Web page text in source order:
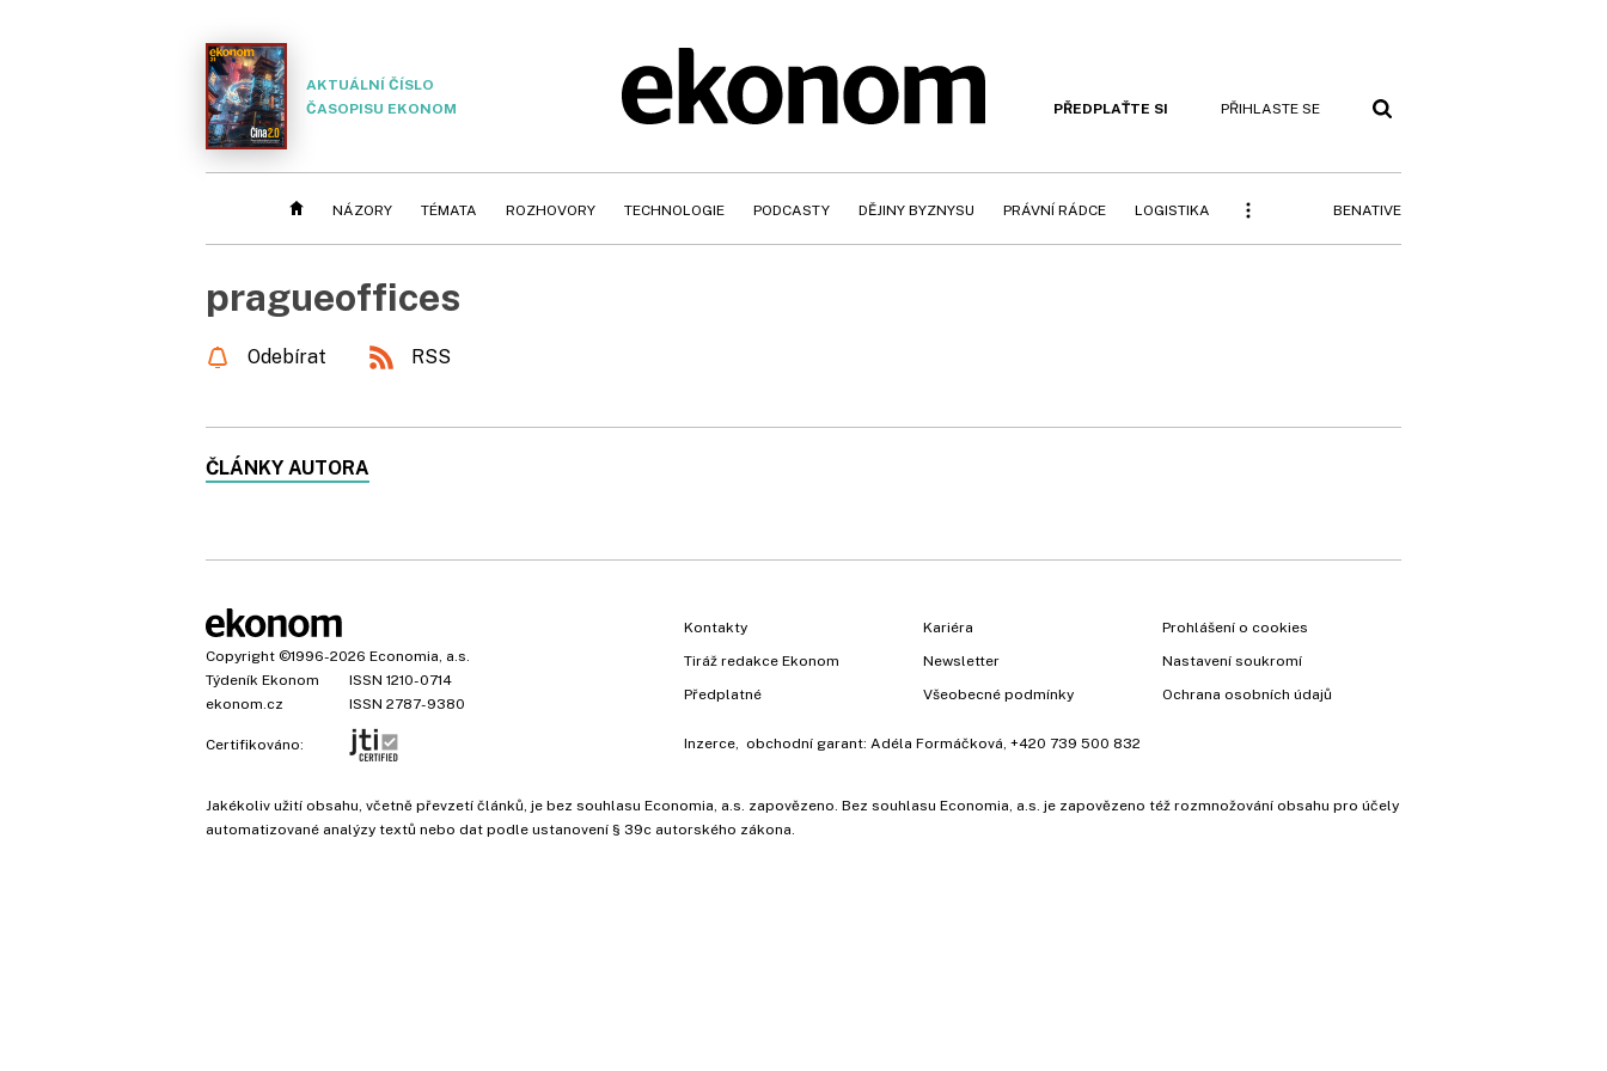
AKTUÁLNÍ ČÍSLO
ČASOPISU EKONOM
PŘEDPLAŤTE SI PŘIHLASTE SE
NÁZORY TÉMATA ROZHOVORY TECHNOLOGIE PODCASTY DĚJINY BYZNYSU PRÁVNÍ RÁDCE LOGISTIKA BENATIVE
pragueoffices
Odebírat RSS
ČLÁNKY AUTORA
Copyright ©1996-2026 Economia, a.s.
Týdeník Ekonom
ISSN 1210-0714
ekonom.cz
ISSN 2787-9380
Certifikováno:
Kontakty
Tiráž redakce Ekonom
Předplatné
Kariéra
Newsletter
Všeobecné podmínky
Prohlášení o cookies
Nastavení soukromí
Ochrana osobních údajů
Inzerce , obchodní garant: Adéla Formáčková +420 739 500 832
Jakékoliv užití obsahu, včetně převzetí článků, je bez souhlasu Economia, a.s. zapovězeno. Bez souhlasu Economia, a.s. je zapovězeno též rozmnožování obsahu pro účely
automatizované analýzy textů nebo dat podle ustanovení § 39c autorského zákona.